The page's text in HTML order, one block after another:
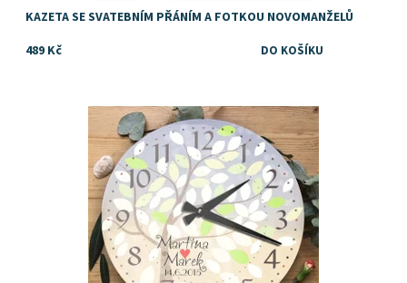
KAZETA SE SVATEBNÍM PŘÁNÍM A FOTKOU NOVOMANŽELŮ
489 Kč
Svatební hodiny jako tip na originální svatební dárek
Dostupnost:
Skladem